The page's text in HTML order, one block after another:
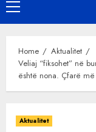
Primary
Menu
Home
Aktualitet
Veliaj “fiksohet” në
është nona. Çfarë
Aktualitet